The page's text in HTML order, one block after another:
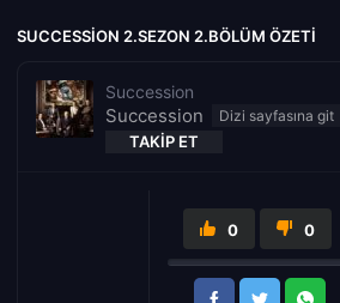
SUCCESSION 2.SEZON 2.BÖLÜM ÖZETI
Succession
Succession
TAKIP ET
0 0